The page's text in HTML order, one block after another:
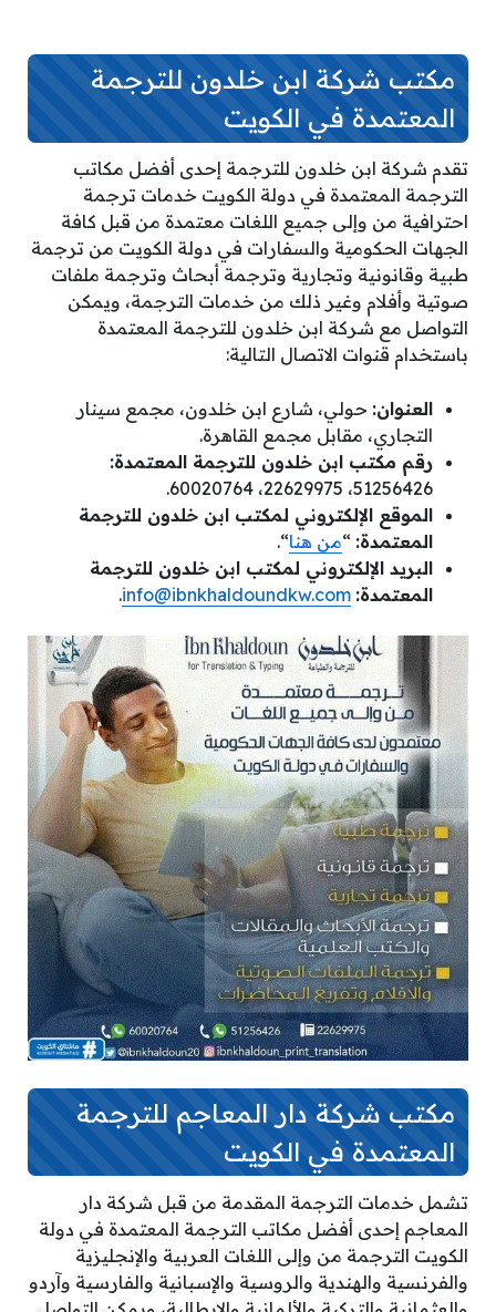
مكتب شركة ابن خلدون للترجمة
المعتمدة في الكويت
تقدم شركة ابن خلدون للترجمة إحدى أفضل مكاتب
الترجمة المعتمدة في دولة الكويت خدمات ترجمة
احترافية من وإلى جميع اللغات معتمدة من قبل كافة
الجهات الحكومية والسفارات في دولة الكويت من ترجمة
طبية وقانونية وتجارية وترجمة أبحاث وترجمة ملفات
صوتية وأفلام وغير ذلك من خدمات الترجمة، ويمكن
التواصل مع شركة ابن خلدون للترجمة المعتمدة
باستخدام قنوات الاتصال التالية:
العنوان: حولي، شارع ابن خلدون، مجمع سينار
التجاري، مقابل مجمع القاهرة.
رقم مكتب ابن خلدون للترجمة المعتمدة:
51256426، 22629975، 60020764.
الموقع الإلكتروني لمكتب ابن خلدون للترجمة
المعتمدة: “من هنا“.
البريد الإلكتروني لمكتب ابن خلدون للترجمة
المعتمدة: info@ibnkhaldoundkw.com
.
مكتب شركة دار المعاجم للترجمة
المعتمدة في الكويت
تشمل خدمات الترجمة المقدمة من قبل شركة دار
المعاجم إحدى أفضل مكاتب الترجمة المعتمدة في دولة
الكويت الترجمة من وإلى اللغات العربية والإنجليزية
والفرنسية والهندية والروسية والإسبانية والفارسية وآردو